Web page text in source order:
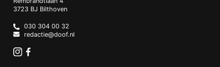
3723 BJ Bilthoven
Netherlands
030 304 00 32
redactie@doof.nl